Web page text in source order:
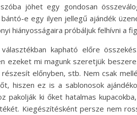
jöhet egy gondosan
e egy ilyen jellegű ajándék
hiányosságaira próbáljuk felhívni a
kapható előre
ezeket mi magunk szeretjük
előnyben, stb. Nem csak
hiszen ez is a sablonosok
pakolják ki őket hatalmas
Kiegészítésként persze nem